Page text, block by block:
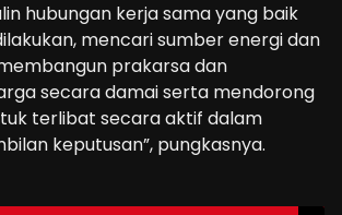
hubungan kerja sama yang baik
mencari sumber energi dan
prakarsa dan
secara damai serta mendorong
terlibat secara aktif dalam
keputusan”, pungkasnya.